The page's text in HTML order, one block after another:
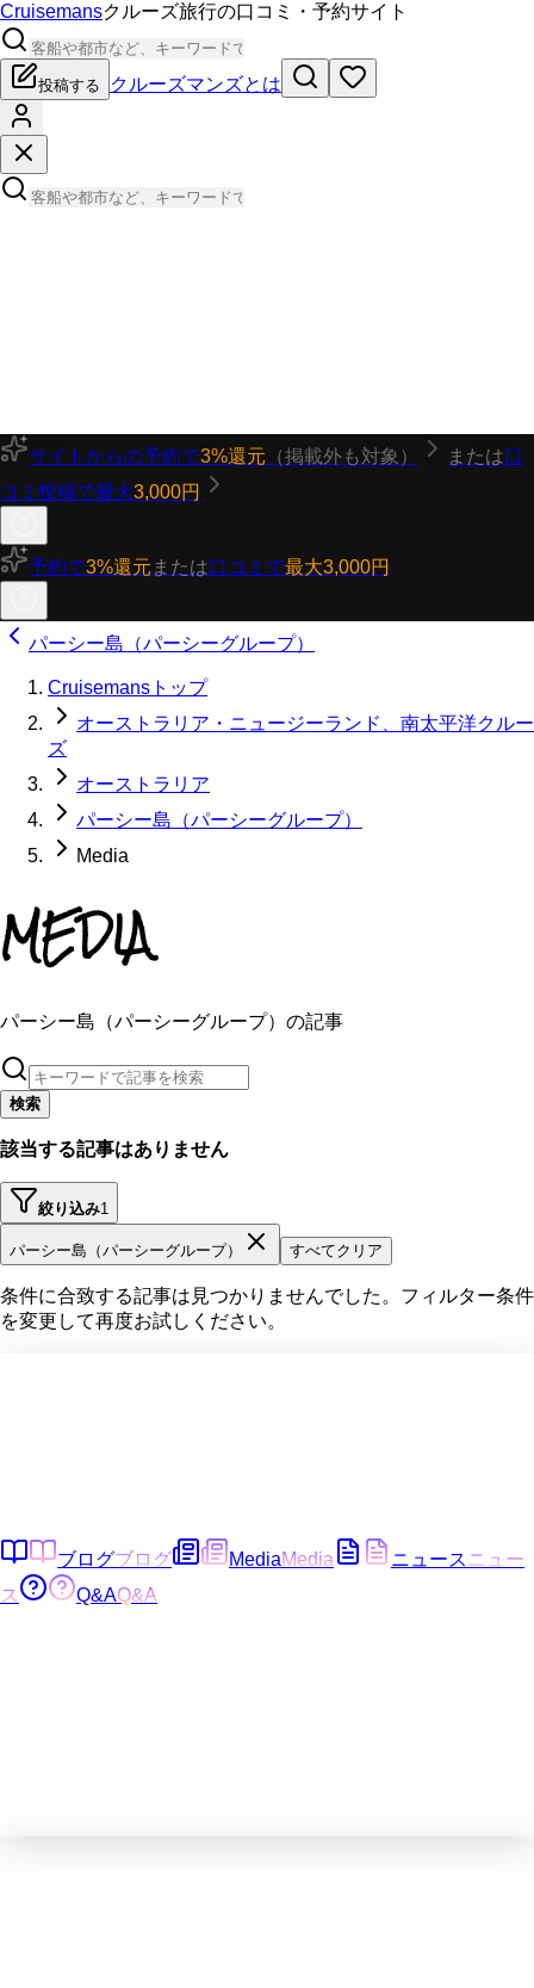
Cruisemansクルーズ旅行の口コミ・予約サイト
投稿する クルーズマンズとは
サイトからの予約で3%還元 （掲載外も対象） または口
コミ投稿で最大3,000円
予約で3%還元 または口コミで最大3,000円
パーシー島（パーシーグループ）
Cruisemansトップ
オーストラリア・ニュージーランド、南太平洋クルー
ズ
オーストラリア
パーシー島（パーシーグループ）
Media
MEDIA
パーシー島（パーシーグループ）の記事
検索
該当する記事はありません
絞り込み1
パーシー島（パーシーグループ） すべてクリア
条件に合致する記事は見つかりませんでした。フィルター条件
を変更して再度お試しください。
ブログブログ MediaMedia ニュース ニュー
ス
Q&AQ&A